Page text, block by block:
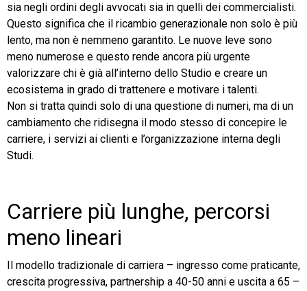
sia negli ordini degli avvocati sia in quelli dei commercialisti.
Questo significa che il ricambio generazionale non solo è più
lento, ma non è nemmeno garantito. Le nuove leve sono
meno numerose e questo rende ancora più urgente
valorizzare chi è già all’interno dello Studio e creare un
ecosistema in grado di trattenere e motivare i talenti.
Non si tratta quindi solo di una questione di numeri, ma di un
cambiamento che ridisegna il modo stesso di concepire le
carriere, i servizi ai clienti e l’organizzazione interna degli
Studi.
Carriere più lunghe, percorsi
meno lineari
Il modello tradizionale di carriera – ingresso come praticante,
crescita progressiva, partnership a 40-50 anni e uscita a 65 –